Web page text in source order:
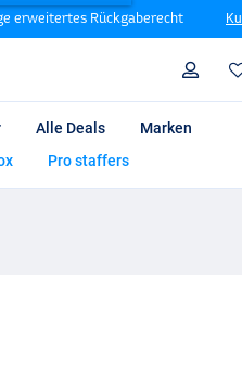
erweitertes Rückgaberecht
Alle Deals
Marken
Pro staffers